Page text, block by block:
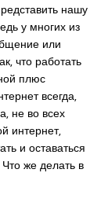
нашу
у многих из
или
что работать
плюс
всегда,
не во всех
интернет,
и оставаться
же делать в